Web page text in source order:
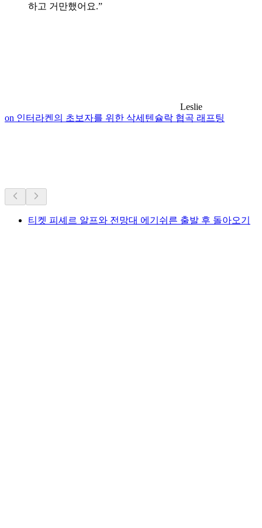
하고 거만했어요.”
Leslie
on 인터라켄의 초보자를 위한 삭세텐슐락 협곡 래프팅
티켓 피셰르 알프와 전망대 에기쉬른 출발 후 돌아오기